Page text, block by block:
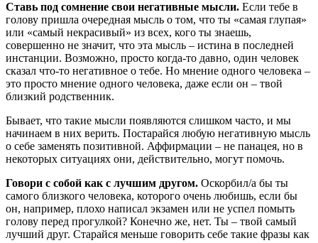
Ставь под сомнение свои негативные мысли. Если тебе в
голову пришла очередная мысль о том, что ты «самая глупая»
или «самый некрасивый» из всех, кого ты знаешь,
совершенно не значит, что эта мысль – истина в последней
инстанции. Возможно, просто когда-то давно, один человек
сказал что-то негативное о тебе. Но мнение одного человека –
это просто мнение одного человека, даже если он – твой
близкий родственник.
Бывает, что такие мысли появляются слишком часто, и мы
начинаем в них верить. Постарайся любую негативную мысль
о себе заменять позитивной. Аффирмации – не панацея, но в
некоторых ситуациях они, действительно, могут помочь.
Говори с собой как с лучшим другом. Оскорбил/а бы ты
самого близкого человека, которого очень любишь, если бы
он, например, плохо написал экзамен или не успел помыть
голову перед прогулкой? Конечно же, нет. Ты – твой самый
лучший друг. Старайся меньше говорить себе такие фразы как